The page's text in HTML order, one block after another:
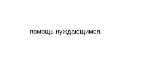
помощь нуждающимся.